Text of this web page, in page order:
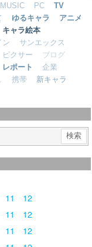
MUSIC PC
TV
ゆるキャラ
アニメ
キャラ絵本
ン
サンエックス
ピクサー
ブログ
レポート
企業
携帯
新キャラ
11
12
11
12
11
12